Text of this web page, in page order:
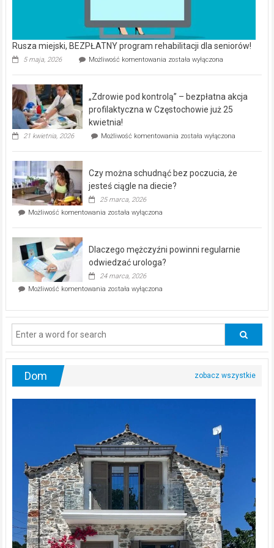
akcja
profilaktyczna
w
Częstochowie
25
jesteś ciągle na diecie?
25 marca, 2026
można
schudnąć
poczucia,
jesteś
ciągle
na
została wyłączona
Dlaczego mężczyźni powinni regularnie
odwiedzać urologa?
24 marca, 2026
Możliwość komentowania
mężczyźni
powinni
odwiedzać
została wyłączona
Dom